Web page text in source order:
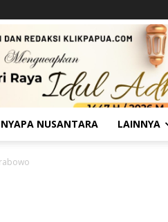
NUSANTARA LAINNYA